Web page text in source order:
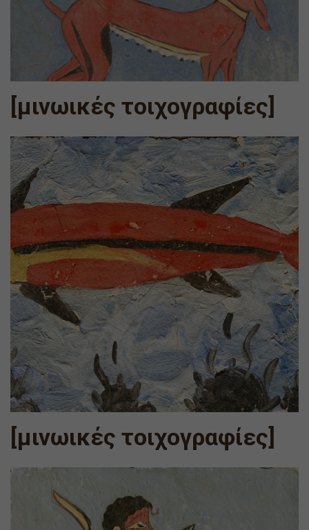
[μινωικές τοιχογραφίες]
[μινωικές τοιχογραφίες]